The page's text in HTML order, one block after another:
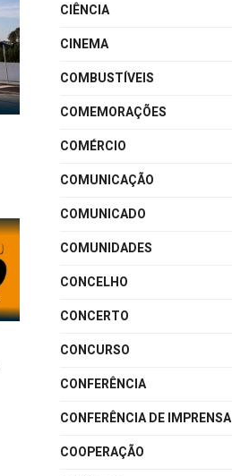
CIÊNCIA
CINEMA
COMBUSTÍVEIS
COMEMORAÇÕES
COMÉRCIO
COMUNICAÇÃO
COMUNICADO
COMUNIDADES
CONCELHO
CONCERTO
CONCURSO
CONFERÊNCIA
CONFERÊNCIA DE IMPRENSA
COOPERAÇÃO